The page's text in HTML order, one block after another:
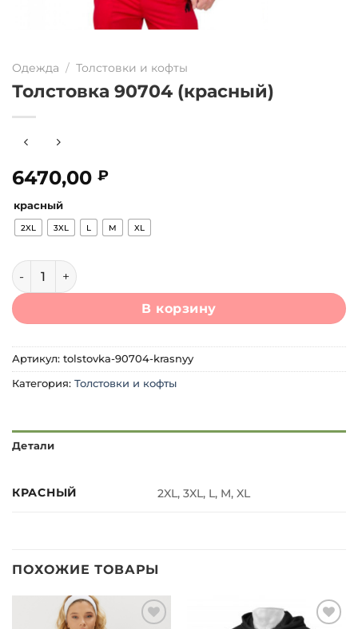
Одежда / Толстовки и кофты
Толстовка 90704 (красный)
6470,00 ₽
красный
2XL 3XL L M XL
Количество товара Толстовка 90704 (красный)
В корзину
Артикул: tolstovka-90704-krasnyy
Категория: Толстовки и кофты
Детали
КРАСНЫЙ 2XL, 3XL, L, M, XL
ПОХОЖИЕ ТОВАРЫ